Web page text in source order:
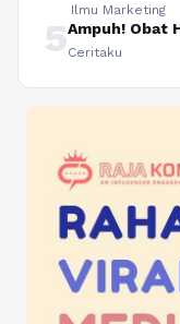
Ilmu Marketing
5Ampuh! Obat
Ceritaku